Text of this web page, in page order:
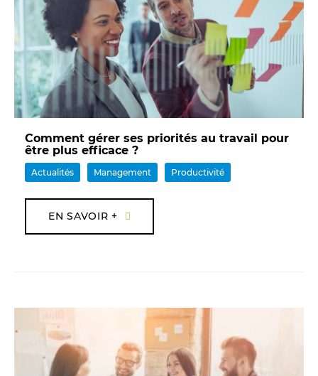
Comment gérer ses priorités au travail pour
être plus efficace ?
Actualités Management Productivité
EN SAVOIR +